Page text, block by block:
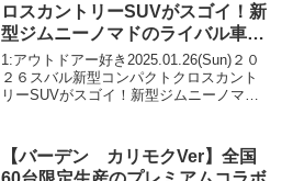
ロスカントリーSUVがスゴイ！新
型ジムニーノマドのライバル車、
300万円で買える！
1:アウトドアー好き2025.01.26(Sun)２０
２６スバル新型コンパクトクロスカント
リーSUVがスゴイ！新型ジムニーノマド
アウトドアー好き2025.01.2...
【バーデン カリモクVer】全国